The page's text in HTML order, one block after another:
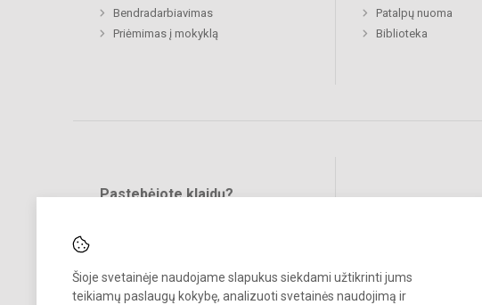
Šioje svetainėje naudojame slapukus siekdami užtikrinti jums
teikiamų paslaugų kokybę, analizuoti svetainės naudojimą ir
Bendradarbiavimas
Priėmimas į mokyklą
Patalpų nuoma
Biblioteka
Pastebėjote klaidų?